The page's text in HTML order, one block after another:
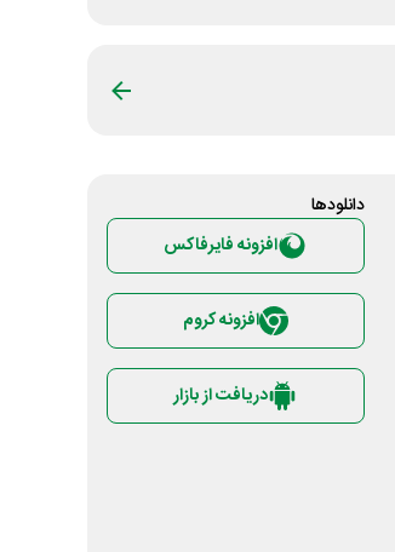
دانلود‌ها
افزونه فایرفاکس
افزونه کروم
دریافت از بازار